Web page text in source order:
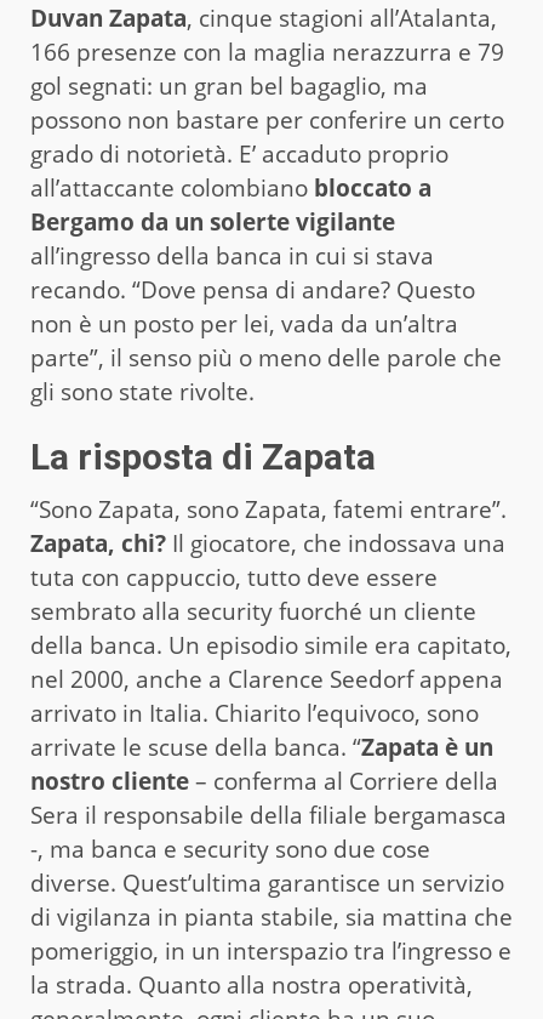
Duvan Zapata, cinque stagioni all’Atalanta,
166 presenze con la maglia nerazzurra e 79
gol segnati: un gran bel bagaglio, ma
possono non bastare per conferire un certo
grado di notorietà. E’ accaduto proprio
all’attaccante colombiano bloccato a
Bergamo da un solerte vigilante
all’ingresso della banca in cui si stava
recando. “Dove pensa di andare? Questo
non è un posto per lei, vada da un’altra
parte”, il senso più o meno delle parole che
gli sono state rivolte.
La risposta di Zapata
“Sono Zapata, sono Zapata, fatemi entrare”.
Zapata, chi? Il giocatore, che indossava una
tuta con cappuccio, tutto deve essere
sembrato alla security fuorché un cliente
della banca. Un episodio simile era capitato,
nel 2000, anche a Clarence Seedorf appena
arrivato in Italia. Chiarito l’equivoco, sono
arrivate le scuse della banca. “Zapata è un
nostro cliente– conferma al Corriere della
Sera il responsabile della filiale bergamasca
-, ma banca e security sono due cose
diverse. Quest’ultima garantisce un servizio
di vigilanza in pianta stabile, sia mattina che
pomeriggio, in un interspazio tra l’ingresso e
la strada. Quanto alla nostra operatività,